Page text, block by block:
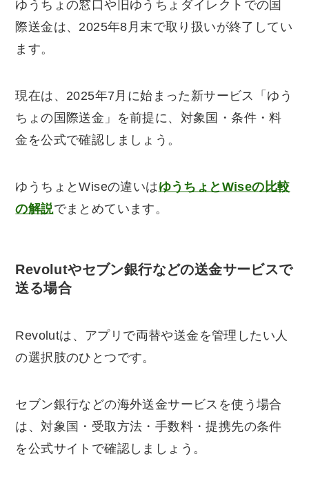
ゆうちょの窓口や旧ゆうちょダイレクトでの国
際送金は、2025年8月末で取り扱いが終了してい
ます。
現在は、2025年7月に始まった新サービス「ゆう
ちょの国際送金」を前提に、対象国・条件・料
金を公式で確認しましょう。
ゆうちょとWiseの違いはゆうちょとWiseの比較
の解説でまとめています。
Revolutやセブン銀行などの送金サービスで
送る場合
Revolutは、アプリで両替や送金を管理したい人
の選択肢のひとつです。
セブン銀行などの海外送金サービスを使う場合
は、対象国・受取方法・手数料・提携先の条件
を公式サイトで確認しましょう。